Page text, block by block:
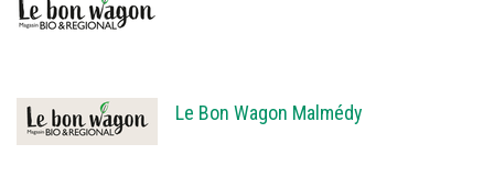
Le Bon Wagon Malmédy